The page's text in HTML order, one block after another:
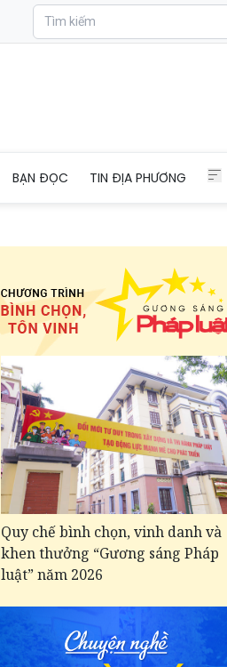
BẠN ĐỌC TIN ĐỊA PHƯƠNG
Quy chế bình chọn, vinh danh và
khen thưởng “Gương sáng Pháp
luật” năm 2026